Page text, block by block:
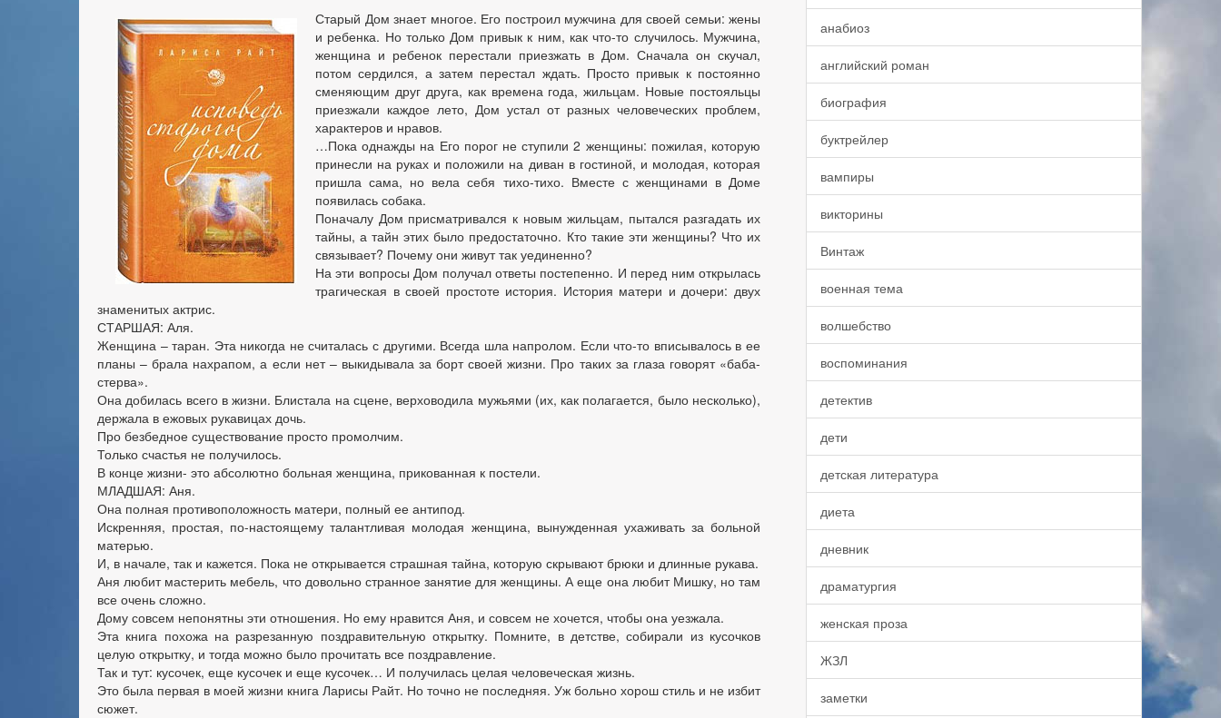
Старый Дом знает многое. Его построил мужчина для своей семьи: жены
и ребенка. Но только Дом привык к ним, как что-то случилось. Мужчина,
женщина и ребенок перестали приезжать в Дом. Сначала он скучал,
потом сердился, а затем перестал ждать. Просто привык к постоянно
сменяющим друг друга, как времена года, жильцам. Новые постояльцы
приезжали каждое лето, Дом устал от разных человеческих проблем,
характеров и нравов.
…Пока однажды на Его порог не ступили 2 женщины: пожилая, которую
принесли на руках и положили на диван в гостиной, и молодая, которая
пришла сама, но вела себя тихо-тихо. Вместе с женщинами в Доме
появилась собака.
Поначалу Дом присматривался к новым жильцам, пытался разгадать их
тайны, а тайн этих было предостаточно. Кто такие эти женщины? Что их
связывает? Почему они живут так уединенно?
На эти вопросы Дом получал ответы постепенно. И перед ним открылась
трагическая в своей простоте история. История матери и дочери: двух
знаменитых актрис.
СТАРШАЯ: Аля.
Женщина – таран. Эта никогда не считалась с другими. Всегда шла напролом. Если что-то вписывалось в ее
планы – брала нахрапом, а если нет – выкидывала за борт своей жизни. Про таких за глаза говорят «баба-
стерва».
Она добилась всего в жизни. Блистала на сцене, верховодила мужьями (их, как полагается, было несколько),
держала в ежовых рукавицах дочь.
Про безбедное существование просто промолчим.
Только счастья не получилось.
В конце жизни- это абсолютно больная женщина, прикованная к постели.
МЛАДШАЯ: Аня.
Она полная противоположность матери, полный ее антипод.
Искренняя, простая, по-настоящему талантливая молодая женщина, вынужденная ухаживать за больной
матерью.
И, в начале, так и кажется. Пока не открывается страшная тайна, которую скрывают брюки и длинные рукава.
Аня любит мастерить мебель, что довольно странное занятие для женщины. А еще она любит Мишку, но там
все очень сложно.
Дому совсем непонятны эти отношения. Но ему нравится Аня, и совсем не хочется, чтобы она уезжала.
Эта книга похожа на разрезанную поздравительную открытку. Помните, в детстве, собирали из кусочков
целую открытку, и тогда можно было прочитать все поздравление.
Так и тут: кусочек, еще кусочек и еще кусочек… И получилась целая человеческая жизнь.
Это была первая в моей жизни книга Ларисы Райт. Но точно не последняя. Уж больно хорош стиль и не избит
сюжет.
анабиоз
английский роман
биография
буктрейлер
вампиры
викторины
Винтаж
военная тема
волшебство
воспоминания
детектив
дети
детская литература
диета
дневник
драматургия
женская проза
ЖЗЛ
заметки